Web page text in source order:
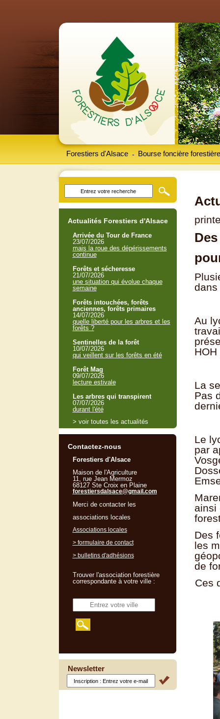
Forestiers d'Alsace Bourse foncière forestière
-
dans
Au
HOH
La
Pas
Le
par
ainsi
Des
les
de
Ces
Actualités Forestiers d'Alsace
Arrivée du Tour de France
23/07/2026
mais la roue des dépérissements
continue
Forêts et sécheresse
21/07/2026
une situation qui évolue chaque
semaine
Forêts intouchées, forêts
anciennes, forêts primaires
14/07/2026
quelle liberté pour les arbres et les
forêts ?
Sentinelles de la forêt
10/07/2026
qui veillent sur les forêts en été
Forêt Mag
09/07/2026
lecture estivale
Les arbres qui transpirent
07/07/2026
durant l'été
> voir toutes les actualités
Contactez-nous
Forestiers d'Alsace
Maison de l'Agriculture
11, rue Jean Mermoz
68127 Ste Croix en Plaine
forestiersdalsace@gmail.com
Merci de contacter les
associations locales
Associations locales
> formulaire de contact
> bulletins d'adhésions
Trouver l'association forestière
correspondante à votre ville :
Newsletter